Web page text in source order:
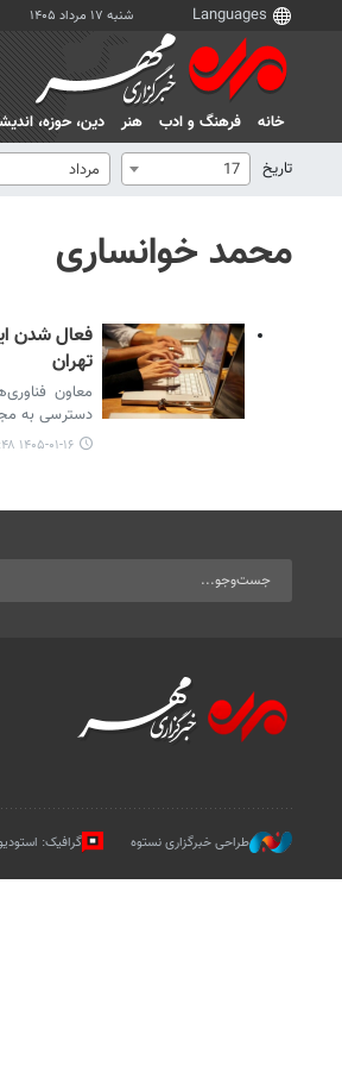
شنبه ۱۷ مرداد ۱۴۰۵
خانه فرهنگ و ادب هنر دين، حوزه،
تاریخ
17 مرداد
محمد خوانساری
فعال شدن
تهران
معاون
دسترسی به
۱۴۰۵-۰۱-۱۶ ۱۲:۴۸
طراحی خبرگزاری نستوه گرافیک: